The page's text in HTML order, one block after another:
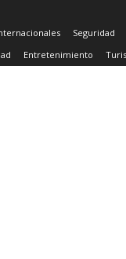
Seguridad
Entretenimiento